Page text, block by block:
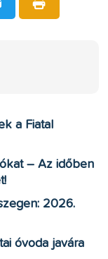
a Fiatal
– Az időben
2026.
óvoda javára